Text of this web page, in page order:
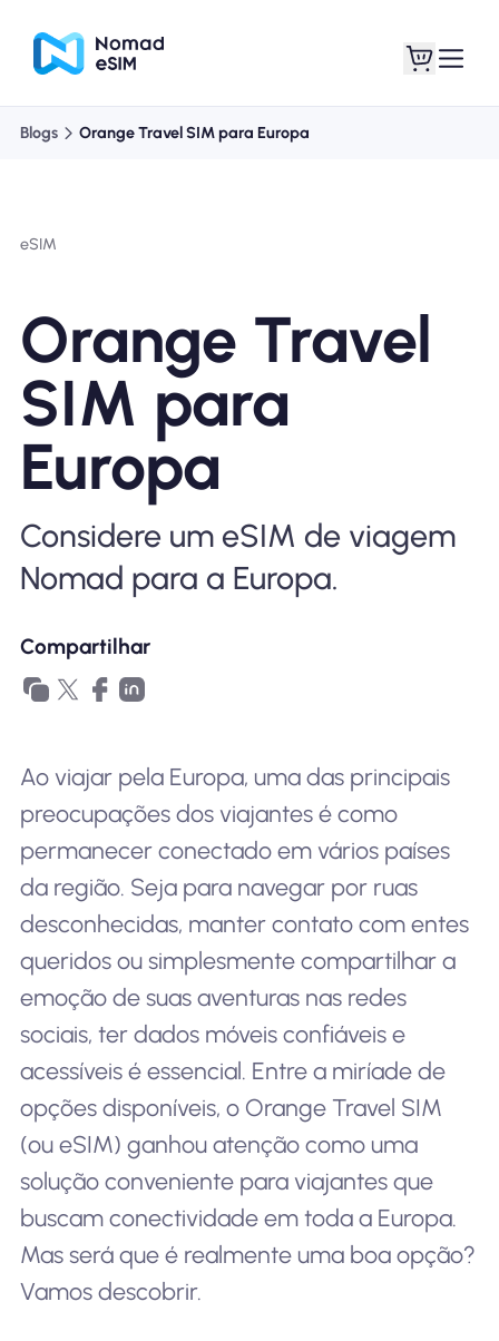
Sobre o eSIM
Por que Nomad eSIM
Para negócios
Blogs Orange Travel SIM para Europa
eSIM
Orange Travel
SIM para
Europa
Considere um eSIM de viagem
Nomad para a Europa.
Compartilhar
Ao viajar pela Europa, uma das principais
preocupações dos viajantes é como
permanecer conectado em vários países
da região. Seja para navegar por ruas
desconhecidas, manter contato com entes
queridos ou simplesmente compartilhar a
emoção de suas aventuras nas redes
sociais, ter dados móveis confiáveis e
acessíveis é essencial. Entre a miríade de
opções disponíveis, o Orange Travel SIM
(ou eSIM) ganhou atenção como uma
solução conveniente para viajantes que
buscam conectividade em toda a Europa.
Mas será que é realmente uma boa opção?
Vamos descobrir.